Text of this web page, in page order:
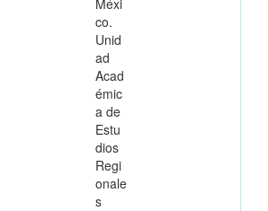
co.
Unid
ad
Acad
émic
a de
Estu
dios
Regi
onale
s